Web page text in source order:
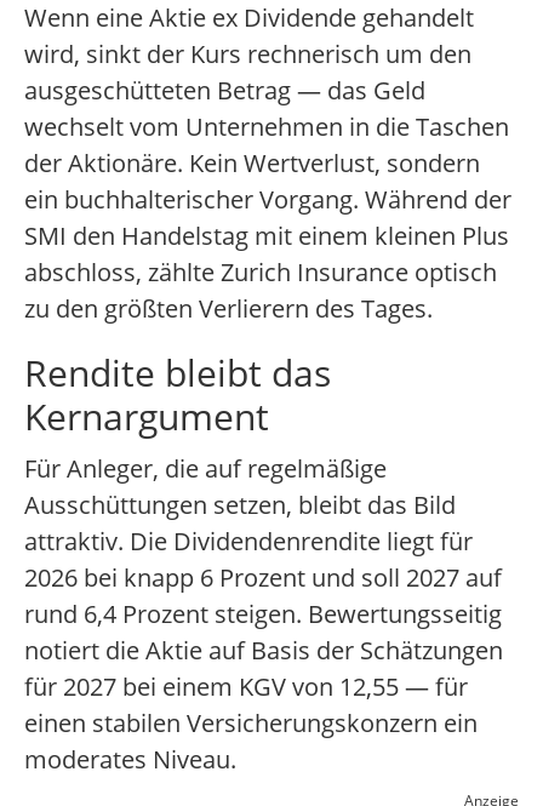
Wenn eine Aktie ex Dividende gehandelt
wird, sinkt der Kurs rechnerisch um den
ausgeschütteten Betrag — das Geld
wechselt vom Unternehmen in die Taschen
der Aktionäre. Kein Wertverlust, sondern
ein buchhalterischer Vorgang. Während der
SMI den Handelstag mit einem kleinen Plus
abschloss, zählte Zurich Insurance optisch
zu den größten Verlierern des Tages.
Rendite bleibt das
Kernargument
Für Anleger, die auf regelmäßige
Ausschüttungen setzen, bleibt das Bild
attraktiv. Die Dividendenrendite liegt für
2026 bei knapp 6 Prozent und soll 2027 auf
rund 6,4 Prozent steigen. Bewertungsseitig
notiert die Aktie auf Basis der Schätzungen
für 2027 bei einem KGV von 12,55 — für
einen stabilen Versicherungskonzern ein
moderates Niveau.
Anzeige